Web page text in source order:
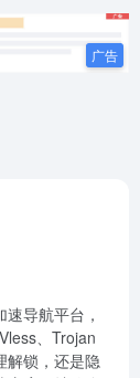
导航平台，
、Trojan
解锁，还是隐